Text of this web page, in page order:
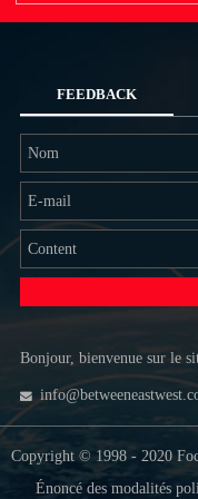
FEEDBACK
Bonjour, bienvenue sur le
Copyright © 1998 - 2020
Énoncé des modalités